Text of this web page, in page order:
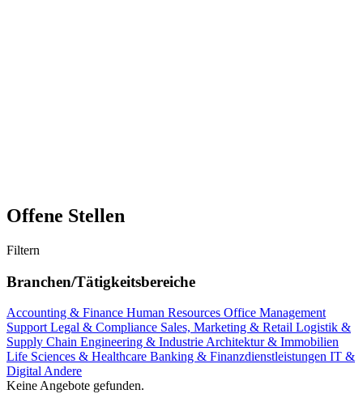
Offene Stellen
Filtern
Branchen/Tätigkeitsbereiche
Accounting & Finance Human Resources Office Management
SupportLegal & Compliance Sales, Marketing & Retail Logistik &
Supply Chain Engineering & IndustrieArchitektur & Immobilien
Life Sciences & Healthcare Banking & Finanzdienstleistungen IT &
DigitalAndere
Keine Angebote gefunden.